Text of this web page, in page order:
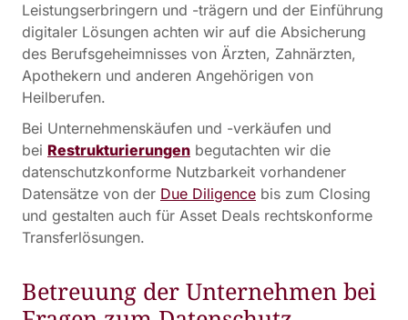
Leistungserbringern und -trägern und der Einführung
digitaler Lösungen achten wir auf die Absicherung
des Berufsgeheimnisses von Ärzten, Zahnärzten,
Apothekern und anderen Angehörigen von
Heilberufen.
Bei Unternehmenskäufen und -verkäufen und
bei Restrukturierungen begutachten wir die
datenschutzkonforme Nutzbarkeit vorhandener
Datensätze von der Due Diligence bis zum Closing
und gestalten auch für Asset Deals rechtskonforme
Transferlösungen.
Betreuung der Unternehmen bei